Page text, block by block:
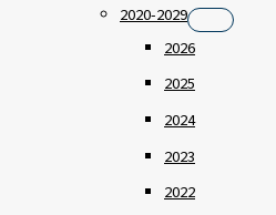
2020-2029
2026
2025
2024
2023
2022